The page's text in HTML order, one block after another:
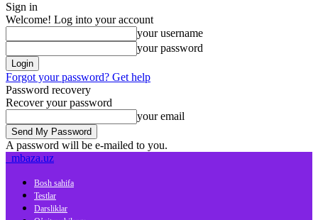
Sign in
Welcome! Log into your account
your username
your password
Forgot your password? Get help
Password recovery
Recover your password
your email
A password will be e-mailed to you.
mbaza.uz
Bosh sahifa
Testlar
Darsliklar